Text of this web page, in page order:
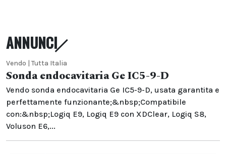
ANNUNCI
Vendo | Tutta Italia
Sonda endocavitaria Ge IC5-9-D
Vendo sonda endocavitaria Ge IC5-9-D, usata garantita e
perfettamente funzionante;&nbsp;Compatibile
con:&nbsp;Logiq E9, Logiq E9 con XDClear, Logiq S8,
Voluson E6,...